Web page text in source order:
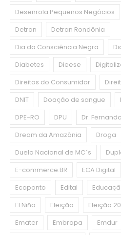
Desenrola Pequenos Negócios
Detran
Detran Rondônia
Dia da Consciência Negra
Diabetes
Dieese
Direitos do Consumidor
DNIT
Doação de sangue
DPE-RO
DPU Dr.
Dream da Amazônia
Droga
Duelo Nacional de MC´s
E-commerce.BR
ECA Digital
Ecoponto
Edital
El Niño
Eleição Eleição
Emater
Embrapa Emdur